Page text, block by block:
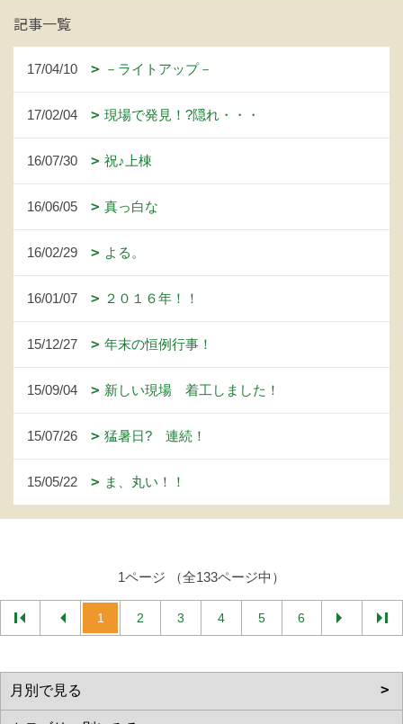
記事一覧
17/04/10 －ライトアップ－
17/02/04 現場で発見！?隠れ・・・
16/07/30 祝♪上棟
16/06/05 真っ白な
16/02/29 よる。
16/01/07 ２０１６年！！
15/12/27 年末の恒例行事！
15/09/04 新しい現場 着工しました！
15/07/26 猛暑日? 連続！
15/05/22 ま、丸い！！
1ページ （全133ページ中）
1 2 3 4 5 6